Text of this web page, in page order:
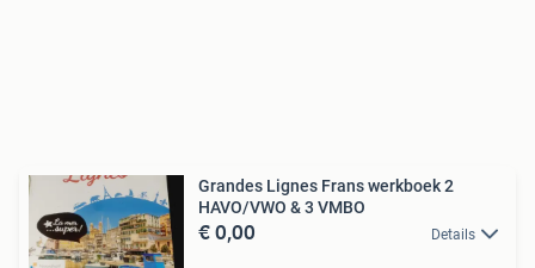
Grandes Lignes Frans werkboek 2
HAVO/VWO & 3 VMBO
€ 0,00 Details